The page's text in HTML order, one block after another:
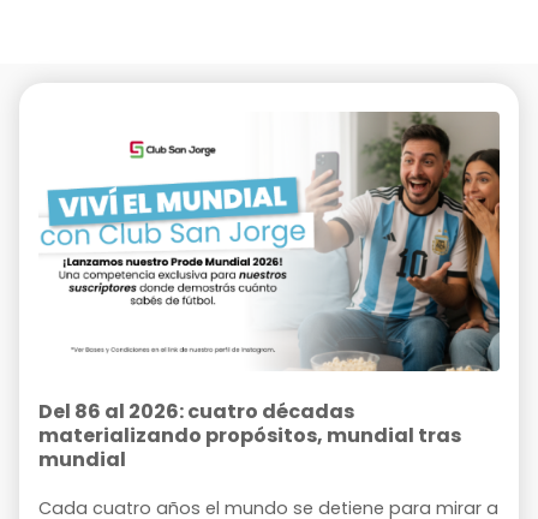
Del 86 al 2026: cuatro décadas
materializando propósitos, mundial tras
mundial
Cada cuatro años el mundo se detiene para mirar a